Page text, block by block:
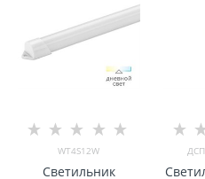
WT4S12W
Светильник